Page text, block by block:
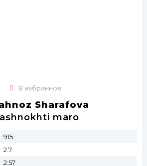
В избранное
Sharafova
maro
915
2.7
2:57